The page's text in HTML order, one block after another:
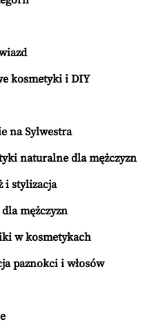
kosmetyki i DIY
na Sylwestra
naturalne dla mężczyzn
i stylizacja
mężczyzn
w kosmetykach
paznokci i włosów